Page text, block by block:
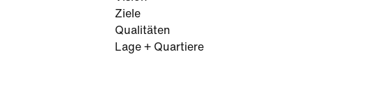
Ziele
Qualitäten
Lage + Quartiere